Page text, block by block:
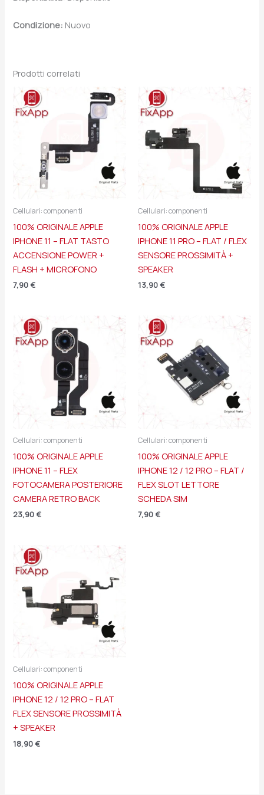
Condizione: Nuovo
Prodotti correlati
Cellulari: componenti
100% ORIGINALE APPLE
IPHONE 11 – FLAT TASTO
ACCENSIONE POWER +
FLASH + MICROFONO
7,90 €
Cellulari: componenti
100% ORIGINALE APPLE
IPHONE 11 PRO – FLAT / FLEX
SENSORE PROSSIMITÀ +
SPEAKER
13,90 €
Cellulari: componenti
100% ORIGINALE APPLE
IPHONE 11 – FLEX
FOTOCAMERA POSTERIORE
CAMERA RETRO BACK
23,90 €
Cellulari: componenti
100% ORIGINALE APPLE
IPHONE 12 / 12 PRO – FLAT /
FLEX SLOT LETTORE
SCHEDA SIM
7,90 €
Cellulari: componenti
100% ORIGINALE APPLE
IPHONE 12 / 12 PRO – FLAT
FLEX SENSORE PROSSIMITÀ
+ SPEAKER
18,90 €